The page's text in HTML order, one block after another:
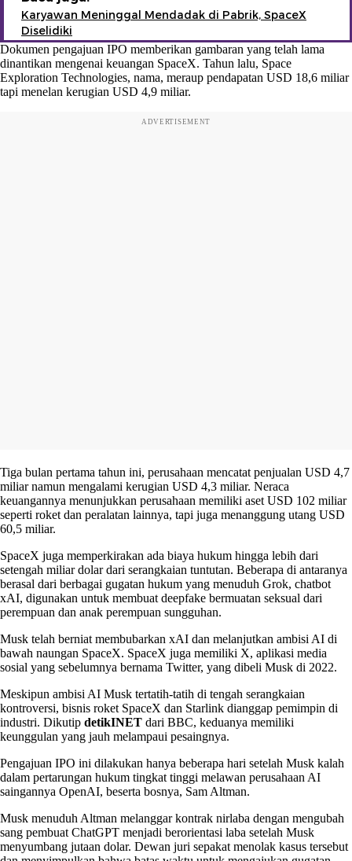
Karyawan Meninggal Mendadak di Pabrik, SpaceX
Diselidiki
Dokumen pengajuan IPO memberikan gambaran yang telah lama
dinantikan mengenai keuangan SpaceX. Tahun lalu, Space
Exploration Technologies, nama, meraup pendapatan USD 18,6 miliar
tapi menelan kerugian USD 4,9 miliar.
ADVERTISEMENT
Tiga bulan pertama tahun ini, perusahaan mencatat penjualan USD 4,7
miliar namun mengalami kerugian USD 4,3 miliar. Neraca
keuangannya menunjukkan perusahaan memiliki aset USD 102 miliar
seperti roket dan peralatan lainnya, tapi juga menanggung utang USD
60,5 miliar.
SpaceX juga memperkirakan ada biaya hukum hingga lebih dari
setengah miliar dolar dari serangkaian tuntutan. Beberapa di antaranya
berasal dari berbagai gugatan hukum yang menuduh Grok, chatbot
xAI, digunakan untuk membuat deepfake bermuatan seksual dari
perempuan dan anak perempuan sungguhan.
Musk telah berniat membubarkan xAI dan melanjutkan ambisi AI di
bawah naungan SpaceX. SpaceX juga memiliki X, aplikasi media
sosial yang sebelumnya bernama Twitter, yang dibeli Musk di 2022.
Meskipun ambisi AI Musk tertatih-tatih di tengah serangkaian
kontroversi, bisnis roket SpaceX dan Starlink dianggap pemimpin di
industri. Dikutip detikINET dari BBC, keduanya memiliki
keunggulan yang jauh melampaui pesaingnya.
Pengajuan IPO ini dilakukan hanya beberapa hari setelah Musk kalah
dalam pertarungan hukum tingkat tinggi melawan perusahaan AI
saingannya OpenAI, beserta bosnya, Sam Altman.
Musk menuduh Altman melanggar kontrak nirlaba dengan mengubah
sang pembuat ChatGPT menjadi berorientasi laba setelah Musk
menyumbang jutaan dolar. Dewan juri sepakat menolak kasus tersebut